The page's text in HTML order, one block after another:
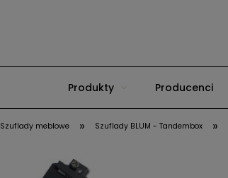
Produkty Producenci
Szuflady meblowe » Szuflady BLUM - Tandembox »